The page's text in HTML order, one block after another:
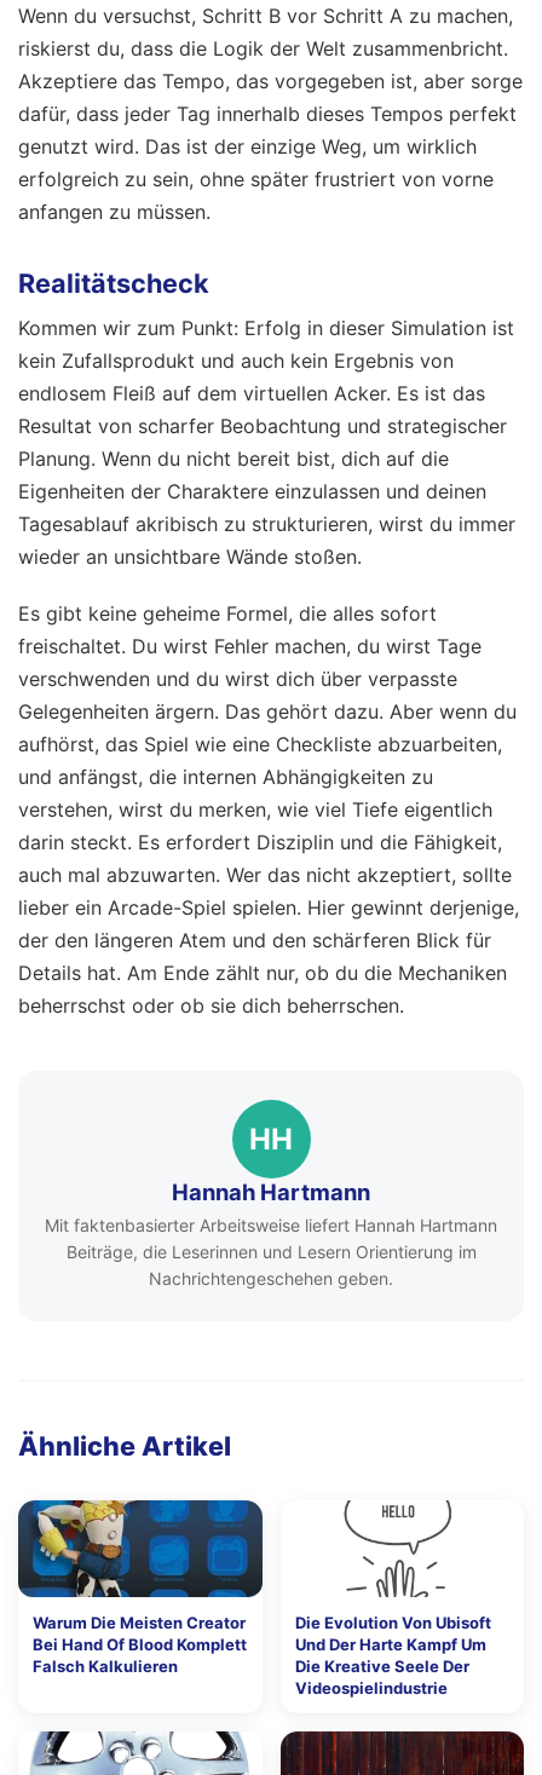
Wenn du versuchst, Schritt B vor Schritt A zu machen,
riskierst du, dass die Logik der Welt zusammenbricht.
Akzeptiere das Tempo, das vorgegeben ist, aber sorge
dafür, dass jeder Tag innerhalb dieses Tempos perfekt
genutzt wird. Das ist der einzige Weg, um wirklich
erfolgreich zu sein, ohne später frustriert von vorne
anfangen zu müssen.
Realitätscheck
Kommen wir zum Punkt: Erfolg in dieser Simulation ist
kein Zufallsprodukt und auch kein Ergebnis von
endlosem Fleiß auf dem virtuellen Acker. Es ist das
Resultat von scharfer Beobachtung und strategischer
Planung. Wenn du nicht bereit bist, dich auf die
Eigenheiten der Charaktere einzulassen und deinen
Tagesablauf akribisch zu strukturieren, wirst du immer
wieder an unsichtbare Wände stoßen.
Es gibt keine geheime Formel, die alles sofort
freischaltet. Du wirst Fehler machen, du wirst Tage
verschwenden und du wirst dich über verpasste
Gelegenheiten ärgern. Das gehört dazu. Aber wenn du
aufhörst, das Spiel wie eine Checkliste abzuarbeiten,
und anfängst, die internen Abhängigkeiten zu
verstehen, wirst du merken, wie viel Tiefe eigentlich
darin steckt. Es erfordert Disziplin und die Fähigkeit,
auch mal abzuwarten. Wer das nicht akzeptiert, sollte
lieber ein Arcade-Spiel spielen. Hier gewinnt derjenige,
der den längeren Atem und den schärferen Blick für
Details hat. Am Ende zählt nur, ob du die Mechaniken
beherrschst oder ob sie dich beherrschen.
HH
Hannah Hartmann
Mit faktenbasierter Arbeitsweise liefert Hannah Hartmann
Beiträge, die Leserinnen und Lesern Orientierung im
Nachrichtengeschehen geben.
Ähnliche Artikel
Warum Die Meisten Creator
Bei Hand Of Blood Komplett
Falsch Kalkulieren
Die Evolution Von Ubisoft
Und Der Harte Kampf Um
Die Kreative Seele Der
Videospielindustrie